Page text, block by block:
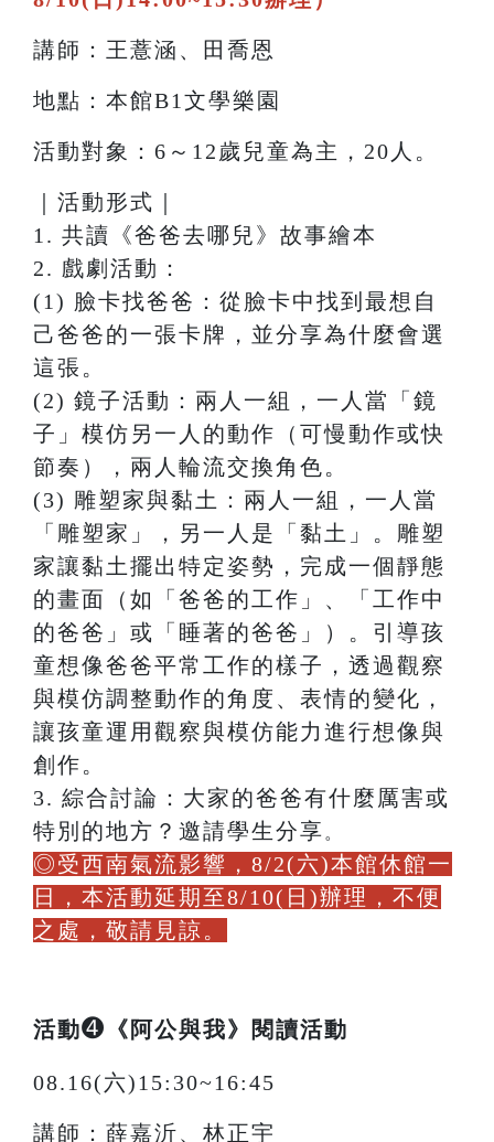
講師：王薏涵、田喬恩
地點：本館B1文學樂園
活動對象：6～12歲兒童為主，20人。
｜活動形式｜
1. 共讀《爸爸去哪兒》故事繪本
2. 戲劇活動：
(1) 臉卡找爸爸：從臉卡中找到最想⾃
⼰爸爸的⼀張卡牌，並分享為什麼會選
這張。
(2) 鏡⼦活動：兩⼈⼀組，⼀⼈當「鏡
⼦」模仿另⼀⼈的動作（可慢動作或快
節奏），兩⼈輪流交換⾓⾊。
(3) 雕塑家與黏⼟：兩⼈⼀組，⼀⼈當
「雕塑家」，另⼀⼈是「黏⼟」。雕塑
家讓黏⼟擺出特定姿勢，完成⼀個靜態
的畫⾯（如「爸爸的⼯作」、「⼯作中
的爸爸」或「睡著的爸爸」）。引導孩
童想像爸爸平常⼯作的樣⼦，透過觀察
與模仿調整動作的⾓度、表情的變化，
讓孩童運用觀察與模仿能⼒進行想像與
創作。
3. 綜合討論：⼤家的爸爸有什麼厲害或
特別的地⽅？邀請學⽣分享 。
◎受西南氣流影響，8/2(六)本館休館一
日，本活動延期至8/10(日)辦理，不便
之處，敬請見諒。
活動➍ 《阿公與我》閱讀活動
08.16(六)15:30~16:45
講師：薛嘉沂、林正宇